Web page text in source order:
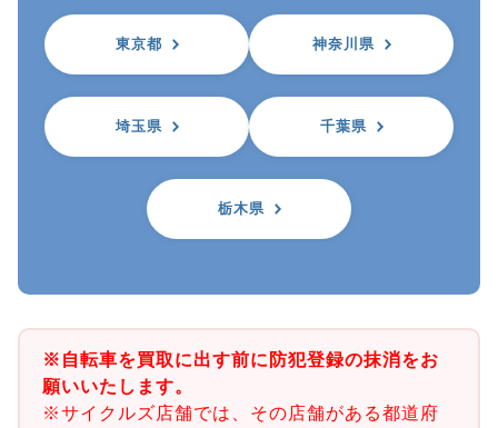
東京都 神奈川県
埼玉県 千葉県
栃木県
※自転車を買取に出す前に防犯登録の抹消をお
願いいたします。
※サイクルズ店舗では、その店舗がある都道府